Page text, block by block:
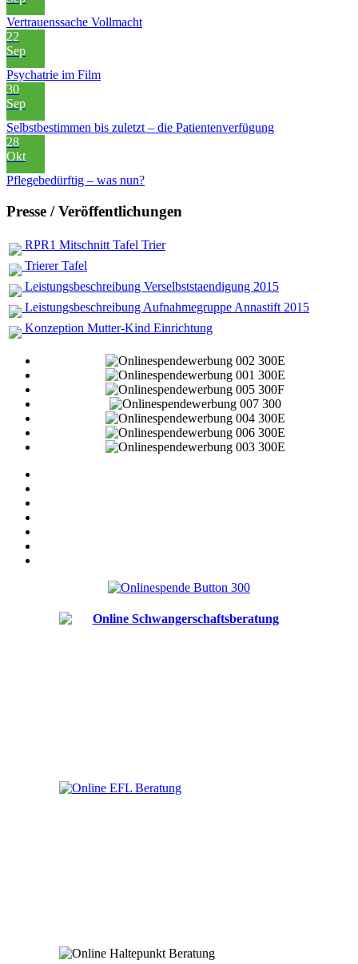
Vertrauenssache Vollmacht
22
Sep
Psychatrie im Film
30
Sep
Selbstbestimmen bis zuletzt – die Patientenverfügung
28
Okt
Pflegebedürftig – was nun?
Presse / Veröffentlichungen
RPR1 Mitschnitt Tafel Trier
Trierer Tafel
Leistungsbeschreibung Verselbststaendigung 2015
Leistungsbeschreibung Aufnahmegruppe Annastift 2015
Konzeption Mutter-Kind Einrichtung